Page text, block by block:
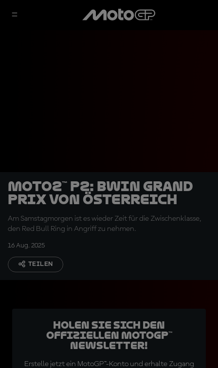
Moto2™ P2: BWIN Grand
Prix von Österreich
Am Samstagmorgen ist es wieder Zeit für die Zwischenklasse,
den Red Bull Ring in Angriff zu nehmen.
16 Aug. 2025
TEILEN
Holen Sie sich den
offiziellen MotoGP™
Newsletter!
Erstelle jetzt ein MotoGP™-Konto und erhalte Zugang